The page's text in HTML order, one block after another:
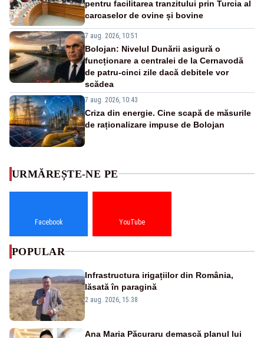
pentru facilitarea tranzitului prin Turcia al
carcaselor de ovine și bovine
7 aug. 2026, 10:51
Bolojan: Nivelul Dunării asigură o
funcționare a centralei de la Cernavodă
de patru-cinci zile dacă debitele vor
scădea
7 aug. 2026, 10:43
Criza din energie. Cine scapă de măsurile
de raționalizare impuse de Bolojan
URMĂREȘTE-NE PE
Facebook YouTube
POPULAR
Infrastructura irigațiilor din România,
lăsată în paragină
2 aug. 2026, 15:38
Ana Maria Păcuraru demască planul lui